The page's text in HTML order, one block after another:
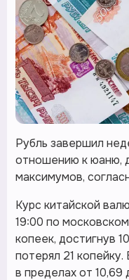
Рубль завершил
отношению к юаню,
максимумов,
Курс китайской
19:00 по
копеек, достигнув
потерял 21
в пределах от 10,69